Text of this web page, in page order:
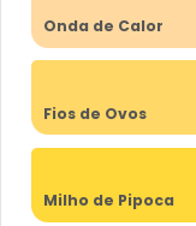
Onda de Calor
Fios de Ovos
Milho de Pipoca